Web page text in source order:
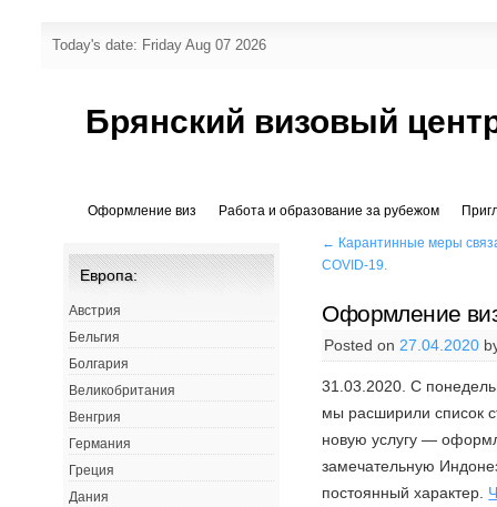
Today's date: Friday Aug 07 2026
Брянский визовый
Оформление виз Работа и образование за рубежом
← Карантинные меры
COVID-19.
Оформление
Posted on 27.04.2020
31.03.2020. С
мы расширили список
новую услугу —
замечательную
постоянный характер.
Европа:
Австрия
Бельгия
Болгария
Великобритания
Венгрия
Германия
Греция
Дания